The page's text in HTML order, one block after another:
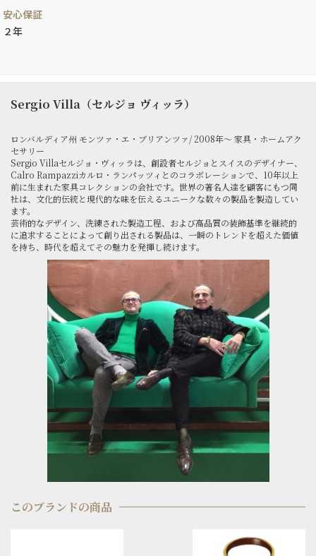
安心保証
２年
Sergio Villa（セルジョ ヴィッラ）
ロンバルディア州 モンツァ・エ・ブリアンツァ/ 2008年～ 家具・ホームアク
セサリー
Sergio Villaセルジョ・ヴィッラは、創設者セルジョとスイスのデザイナー、
Calro Rampazziカルロ・ランパッツィとのコラボレーションで、10年以上
前に生まれた家具コレクションの会社です。世界の著名人達を顧客にもつ同
社は、文化的伝統と現代的な味を伝えるユニークな数々の製品を製造してい
ます。
芸術的なデザイン、洗練された製造工程、および高品質の装飾基準を継続的
に追求することによって創り出される製品は、一瞬のトレンドを超えた価値
を持ち、時代を超えてその魅力を発揮し続けます。
このブランドの商品